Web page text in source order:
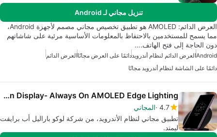
تنزيل مجاني لـ Android
العرض الدائم: AMOLED هو تطبيق تخصيص مجاني مصمم لأجهزة Android،
مما يسمح للمستخدمين بالاحتفاظ بالمعلومات الأساسية مرئية على شاشاتهم
دون الحاجة إلى فتح الهاتف.…
Androidالعرض الدائم لنظام أندرويددائمًا على العرض مجانًاالعرض الدائم
دائمًا على الشاشة لنظام أندرويد مجانًا
Always On Display- Always On AMOLED Edge Lighting
4.7 المجاني
تطبيق مجاني لنظام الأندرويد، من شركة لوكو باراليل أب برايفت
ليمتد.